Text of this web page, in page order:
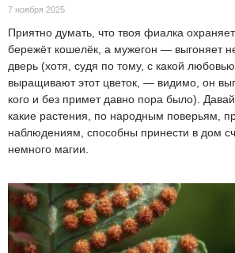
7 ноября 2025
Приятно думать, что твоя фиалка
бережёт кошелёк, а мужегон — выгоняет
дверь (хотя, судя по тому, с какой
выращивают этот цветок, — видимо, он
кого и без примет давно пора было).
какие растения, по народным поверьям,
наблюдениям, способны принести в дом
немного магии.